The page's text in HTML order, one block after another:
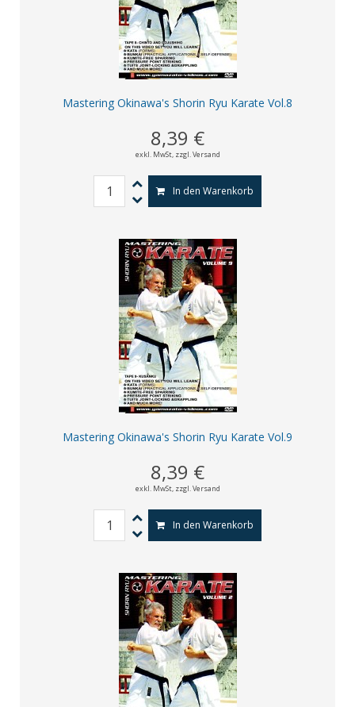
Mastering Okinawa's Shorin Ryu Karate Vol.8
8,39 €
exkl. MwSt, zzgl. Versand
In den Warenkorb
Mastering Okinawa's Shorin Ryu Karate Vol.9
8,39 €
exkl. MwSt, zzgl. Versand
In den Warenkorb